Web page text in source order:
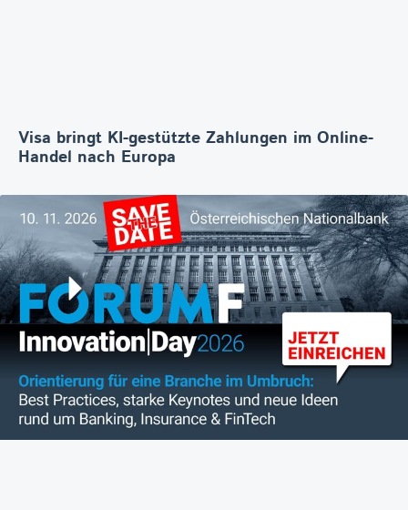
Visa bringt KI-gestützte Zahlungen im Online-
Handel nach Europa